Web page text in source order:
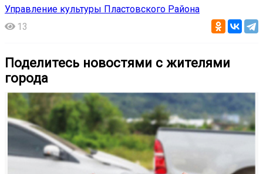
Управление культуры Пластовского Района
13
Поделитесь новостями с жителями
города